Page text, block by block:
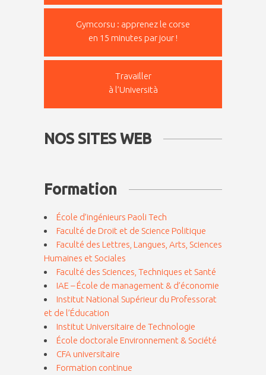
Gymcorsu : apprenez le corse
en 15 minutes par jour !
Travailler
à l’Università
NOS SITES WEB
Formation
École d’ingénieurs Paoli Tech
Faculté de Droit et de Science Politique
Faculté des Lettres, Langues, Arts, Sciences
Humaines et Sociales
Faculté des Sciences, Techniques et Santé
IAE – École de management & d’économie
Institut National Supérieur du Professorat
et de l’Éducation
Institut Universitaire de Technologie
École doctorale Environnement & Société
CFA universitaire
Formation continue